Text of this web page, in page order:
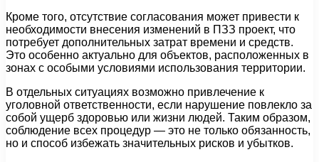
Кроме того, отсутствие согласования может привести к
необходимости внесения изменений в ПЗЗ проект, что
потребует дополнительных затрат времени и средств.
Это особенно актуально для объектов, расположенных в
зонах с особыми условиями использования территории.
В отдельных ситуациях возможно привлечение к
уголовной ответственности, если нарушение повлекло за
собой ущерб здоровью или жизни людей. Таким образом,
соблюдение всех процедур — это не только обязанность,
но и способ избежать значительных рисков и убытков.